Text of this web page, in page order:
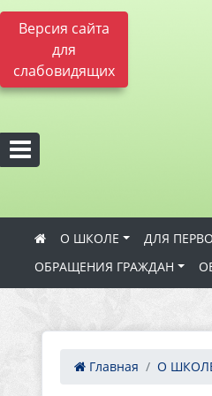
Версия сайта
для
слабовидящих
О ШКОЛЕ ДЛЯ
ОБРАЩЕНИЯ ГРАЖДАН
Главная О